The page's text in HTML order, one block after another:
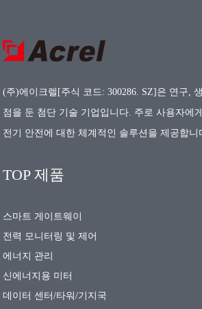
(주)에이크렐[주식 코드: 300286. SZ]은 연구,
점을 둔 첨단 기술 기업입니다. 주로 사용자에
전기 안전에 대한 체계적인 솔루션을 제공합니
TOP 제품
스마트 게이트웨이
전력 모니터링 및 제어
에너지 관리
신에너지용 미터
데이터 센터/타워/기지국